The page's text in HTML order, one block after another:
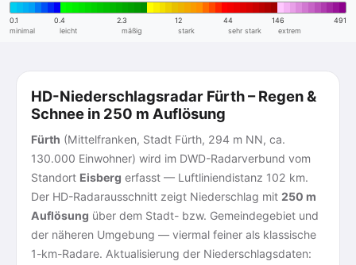
0.1 0.4 2.3 12 44 146
491
minimal
leicht mäßig stark sehr stark extrem
HD-Niederschlagsradar Fürth – Regen &
Schnee in 250 m Auflösung
Fürth (Mittelfranken, Stadt Fürth, 294 m NN, ca.
130.000 Einwohner) wird im DWD-Radarverbund vom
Standort Eisberg erfasst — Luftliniendistanz 102 km.
Der HD-Radarausschnitt zeigt Niederschlag mit 250 m
Auflösung über dem Stadt- bzw. Gemeindegebiet und
der näheren Umgebung — viermal feiner als klassische
1-km-Radare. Aktualisierung der Niederschlagsdaten: